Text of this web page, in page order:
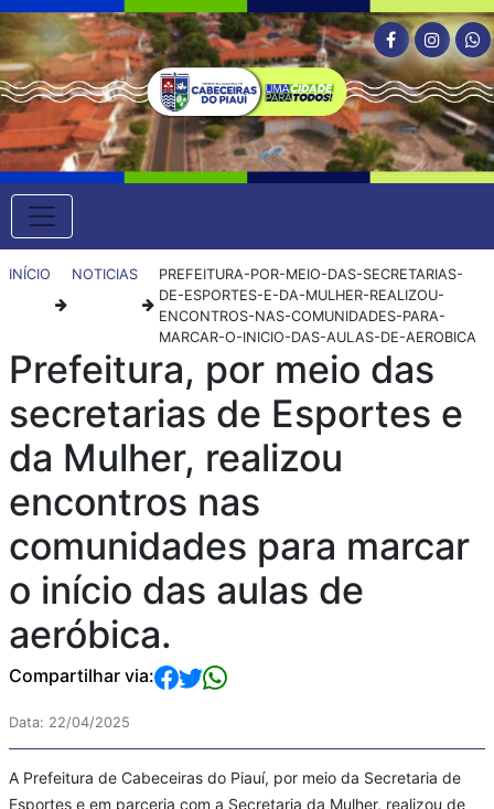
INÍCIO NOTICIAS
PREFEITURA-POR-MEIO-DAS-SECRETARIAS-
DE-ESPORTES-E-DA-MULHER-REALIZOU-
ENCONTROS-NAS-COMUNIDADES-PARA-
MARCAR-O-INICIO-DAS-AULAS-DE-AEROBICA
Prefeitura, por meio das
secretarias de Esportes e
da Mulher, realizou
encontros nas
comunidades para marcar
o início das aulas de
aeróbica.
Compartilhar via:
Data: 22/04/2025
A Prefeitura de Cabeceiras do Piauí, por meio da Secretaria de
Esportes e em parceria com a Secretaria da Mulher, realizou de